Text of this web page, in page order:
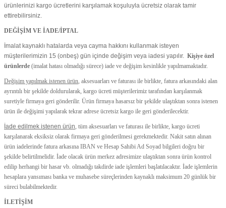
ürünlerinizi kargo ücretlerini karşılamak koşuluyla ücretsiz olarak tamir
ettirebilirsiniz.
DEĞİŞİM VE İADE/İPTAL
İmalat kaynaklı hatalarda veya cayma hakkını kullanmak isteyen
müşterilerimizin 15 (onbeş) gün içinde değişim veya iadesi yapılır. Kişiye özel
ürünlerde (imalat hatası olmadığı sürece) iade ve değişim kesinlikle yapılmamaktadır.
Değişim yapılmak istenen ürün, aksesuarları ve faturası ile birlikte, fatura arkasındaki alan
ayrıntılı bir şekilde doldurularak, kargo ücreti müşterilerimiz tarafından karşılanmak
suretiyle firmaya geri gönderilir. Ürün firmaya hasarsız bir şekilde ulaştıktan sonra istenen
ürün ile değişimi yapılarak tekrar adrese ücretsiz kargo ile geri gönderilecektir.
İade edilmek istenen ürün, tüm aksesuarları ve faturası ile birlikte, kargo ücreti
karşılanarak eksiksiz olarak firmaya geri gönderilmesi gerekmektedir. Nakit satın alınan
ürün iadelerinde fatura arkasına IBAN ve Hesap Sahibi Ad Soyad bilgileri doğru bir
şekilde belirtilmelidir. İade olacak ürün merkez adresimize ulaştıktan sonra ürün kontrol
edilip herhangi bir hasar vb. olmadığı takdirde iade işlemleri başlatılacaktır. İade işlemlerin
hesaplara yansıması banka ve muhasebe süreçlerinden kaynaklı maksimum 20 günlük bir
süreci bulabilmektedir.
İLETİŞİM